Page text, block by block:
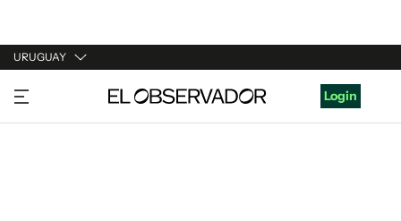
URUGUAY
URUGUAY
ARGENTINA
Login